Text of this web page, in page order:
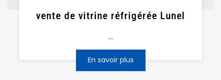
vente de vitrine réfrigérée Lunel
...
En savoir plus